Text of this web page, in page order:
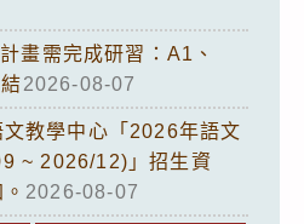
畫需完成研習：A1、
2026-08-07
教學中心「2026年語文
~ 2026/12)」招生資
2026-08-07